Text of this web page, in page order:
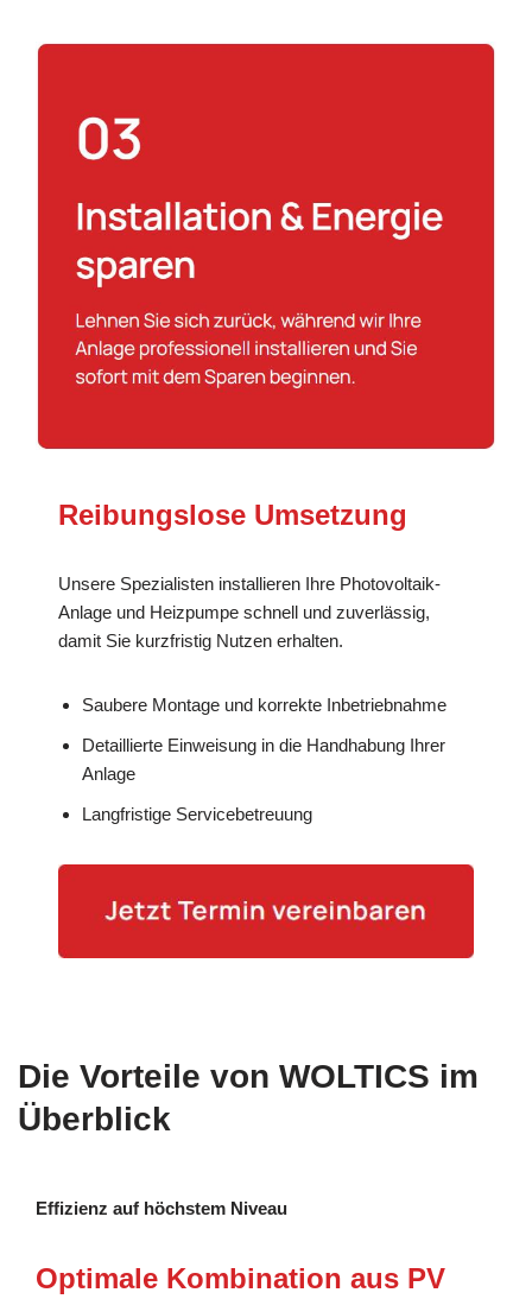
Reibungslose Umsetzung
Unsere Spezialisten installieren Ihre Photovoltaik-
Anlage und Heizpumpe schnell und zuverlässig,
damit Sie kurzfristig Nutzen erhalten.
Saubere Montage und korrekte Inbetriebnahme
Detaillierte Einweisung in die Handhabung Ihrer
Anlage
Langfristige Servicebetreuung
Die Vorteile von WOLTICS im
Überblick
Effizienz auf höchstem Niveau
Optimale Kombination aus PV